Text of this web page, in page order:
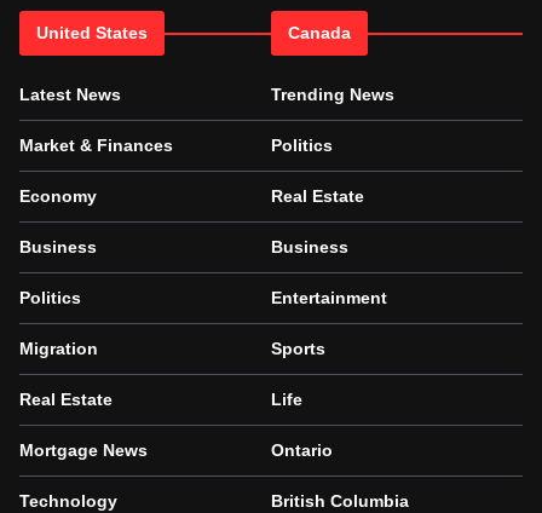
United States
Latest News
Market & Finances
Economy
Business
Politics
Migration
Real Estate
Mortgage News
Technology
Canada
Trending News
Politics
Real Estate
Business
Entertainment
Sports
Life
Ontario
British Columbia